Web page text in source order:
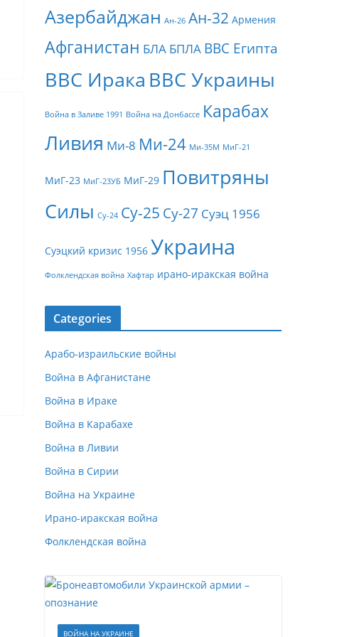
Азербайджан Ан-26 Ан-32 Армения
Афганистан БЛА БПЛА ВВС Египта
ВВС Ирака ВВС Украины
Война в Заливе 1991 Война на Донбассе Карабах
Ливия Ми-8 Ми-24 Ми-35М МиГ-21
МиГ-23 МиГ-23УБ МиГ-29 Повитряны
Силы Су-24 Су-25 Су-27 Суэц 1956
Суэцкий кризис 1956 Украина
Фолклендская война Хафтар ирано-иракская война
Categories
Арабо-израильские войны
Война в Афганистане
Война в Ираке
Война в Карабахе
Война в Ливии
Война в Сирии
Война на Украине
Ирано-иракская война
Фолклендская война
ВОЙНА НА УКРАИНЕ